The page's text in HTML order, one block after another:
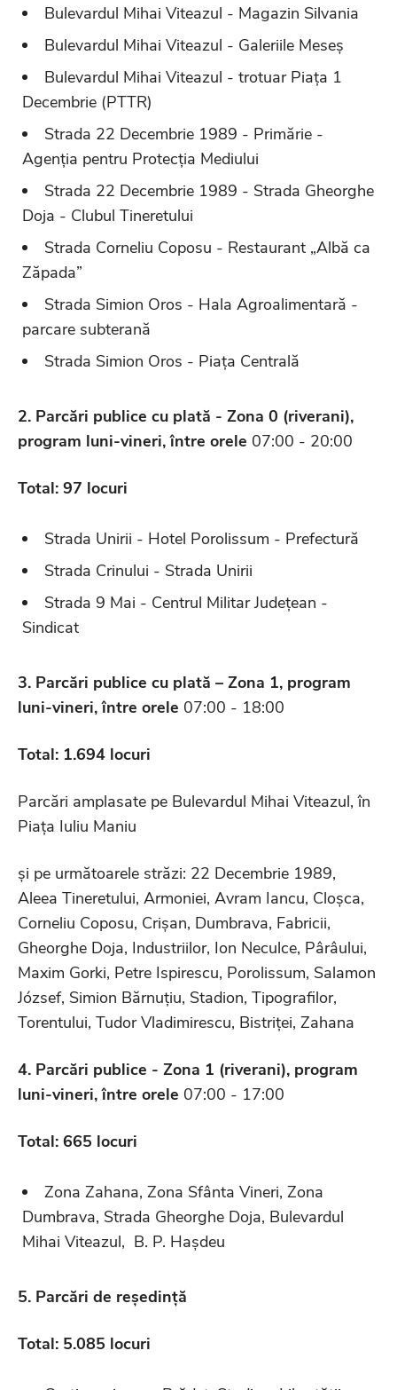
Bulevardul Mihai Viteazul - Magazin Silvania
Bulevardul Mihai Viteazul - Galeriile Meseș
Bulevardul Mihai Viteazul - trotuar Piața 1
Decembrie (PTTR)
Strada 22 Decembrie 1989 - Primărie -
Agenția pentru Protecția Mediului
Strada 22 Decembrie 1989 - Strada Gheorghe
Doja - Clubul Tineretului
Strada Corneliu Coposu - Restaurant „Albă ca
Zăpada”
Strada Simion Oros - Hala Agroalimentară -
parcare subterană
Strada Simion Oros - Piața Centrală
2. Parcări publice cu plată - Zona 0 (riverani),
program luni-vineri,între orele 07:00 - 20:00
Total: 97 locuri
Strada Unirii - Hotel Porolissum - Prefectură
Strada Crinului - Strada Unirii
Strada 9 Mai - Centrul Militar Județean -
Sindicat
3. Parcări publice cu plată – Zona 1, program
luni-vineri,între orele 07:00 - 18:00
Total: 1.694 locuri
Parcări amplasate pe Bulevardul Mihai Viteazul, în
Piața Iuliu Maniu
și pe următoarele străzi: 22 Decembrie 1989,
Aleea Tineretului, Armoniei, Avram Iancu, Cloșca,
Corneliu Coposu, Crișan, Dumbrava, Fabricii,
Gheorghe Doja, Industriilor, Ion Neculce, Pârâului,
Maxim Gorki, Petre Ispirescu, Porolissum, Salamon
József, Simion Bărnuțiu, Stadion, Tipografilor,
Torentului, Tudor Vladimirescu, Bistriței, Zahana
4. Parcări publice - Zona 1 (riverani), program
luni-vineri,între orele 07:00 - 17:00
Total: 665 locuri
Zona Zahana, Zona Sfânta Vineri, Zona
Dumbrava, Strada Gheorghe Doja, Bulevardul
Mihai Viteazul, B. P. Hașdeu
5. Parcări de reședință
Total: 5.085 locuri